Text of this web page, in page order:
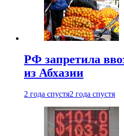
РФ запретила
из Абхазии
2 года спустя2 года спустя